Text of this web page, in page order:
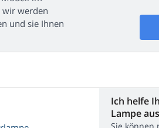
wir werden
und sie Ihnen
Ich helfe
Lampe
Sie können